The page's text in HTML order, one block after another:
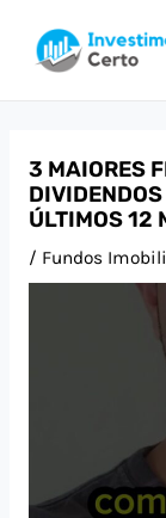
para
3 MAIORES
ÚLTIMOS 12
/ Fundos
navigation